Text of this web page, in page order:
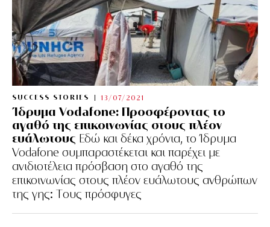
SUCCESS STORIES 13/07/2021
Ίδρυμα Vodafone: Προσφέροντας το
αγαθό της επικοινωνίας στους πλέον
ευάλωτους Εδώ και δέκα χρόνια, το Ίδρυμα
Vodafone συμπαραστέκεται και παρέχει με
ανιδιοτέλεια πρόσβαση στο αγαθό της
επικοινωνίας στους πλέον ευάλωτους ανθρώπων
της γης: Tους πρόσφυγες